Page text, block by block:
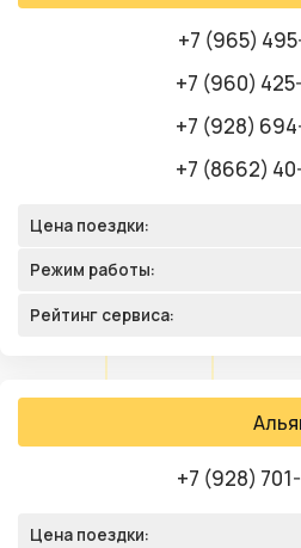
+7 (965)
+7 (960)
+7 (928)
+7 (8662)
Цена поездки:
Режим работы:
Рейтинг сервиса:
+7 (928)
Цена поездки: